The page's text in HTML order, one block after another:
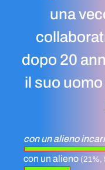
una
dopo 20
il suo
con un alieno
con un alieno (21%,